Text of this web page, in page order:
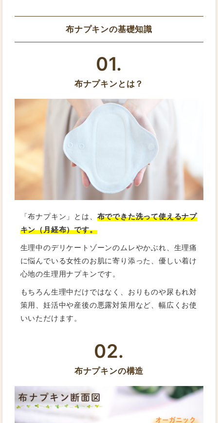
布ナプキンの基礎知識
01.
布ナプキンとは？
「布ナプキン」とは、 布でできた洗って使えるナプ
キン（月経布）です。
生理中のデリケートゾーンのムレやかぶれ、生理痛
に悩んでいる女性のお肌に寄り添った、優しい着け
心地の生理用ナプキンです。
もちろん生理中だけではなく、おりものや尿もれ対
策用、妊活中や産後の悪露対策用など、幅広くお使
いいただけます。
02.
布ナプキンの構造